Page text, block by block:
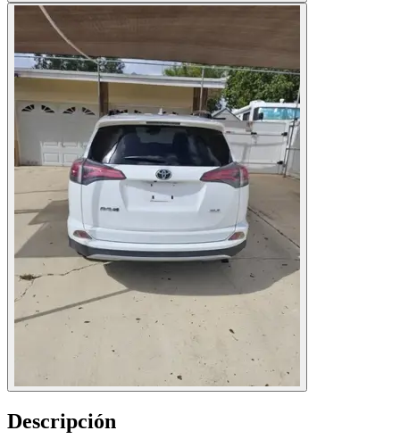
Descripción